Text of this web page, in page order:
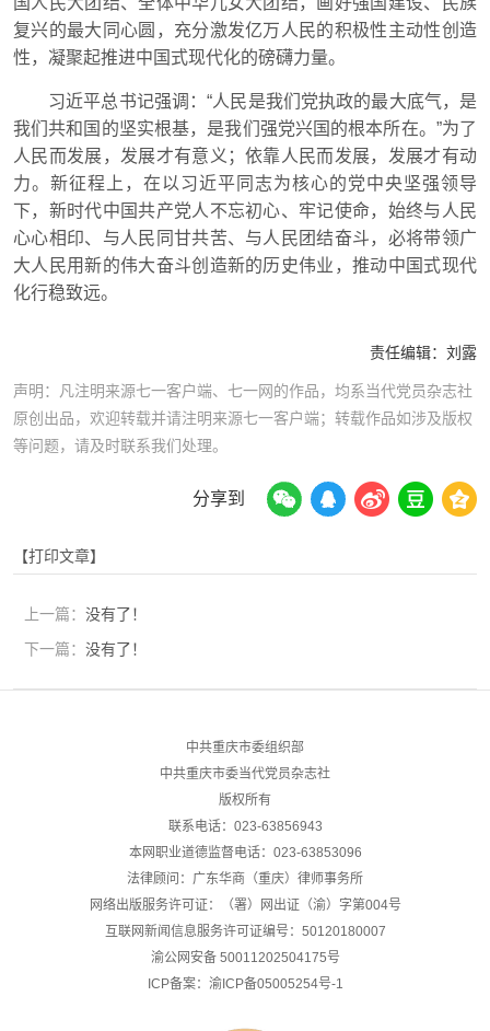
复兴的最大同心圆，充分激发亿万人民的积极性主动性创造
性，凝聚起推进中国式现代化的磅礴力量。
习近平总书记强调：“人民是我们党执政的最大底气，是
我们共和国的坚实根基，是我们强党兴国的根本所在。”为了
人民而发展，发展才有意义；依靠人民而发展，发展才有动
力。新征程上，在以习近平同志为核心的党中央坚强领导
下，新时代中国共产党人不忘初心、牢记使命，始终与人民
心心相印、与人民同甘共苦、与人民团结奋斗，必将带领广
大人民用新的伟大奋斗创造新的历史伟业，推动中国式现代
化行稳致远。
责任编辑： 刘露
声明：凡注明来源七一客户端、七一网的作品，均系当代党员杂志社
原创出品，欢迎转载并请注明来源七一客户端；转载作品如涉及版权
等问题，请及时联系我们处理。
分享到
【打印文章】
上一篇： 没有了！
下一篇： 没有了！
中共重庆市委组织部
中共重庆市委当代党员杂志社
版权所有
联系电话：023-63856943
本网职业道德监督电话：023-63853096
法律顾问：广东华商（重庆）律师事务所
网络出版服务许可证：（署）网出证（渝）字第004号
互联网新闻信息服务许可证编号：50120180007
渝公网安备 50011202504175号
ICP备案：渝ICP备05005254号-1